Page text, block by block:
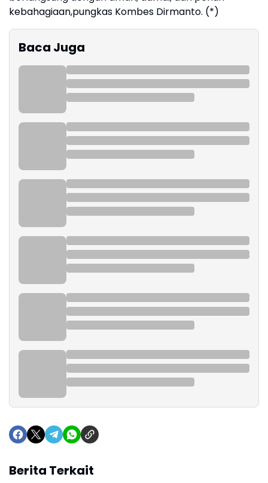
kebahagiaan,pungkas Kombes Dirmanto. (*)
Baca Juga
Berita Terkait